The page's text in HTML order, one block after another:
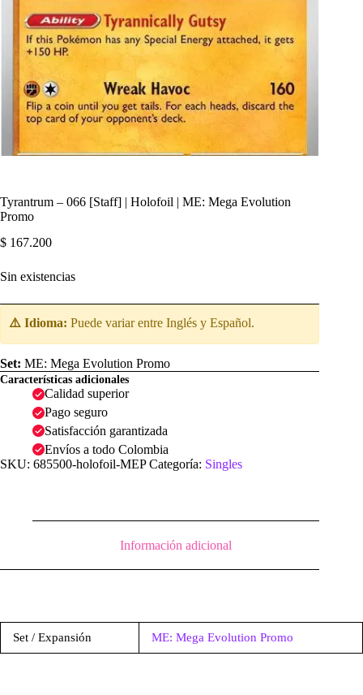
Tyrantrum – 066 [Staff] | Holofoil | ME: Mega Evolution
Promo
$ 167.200
Sin existencias
⚠️ Idioma: Puede variar entre Inglés y Español.
Set: ME: Mega Evolution Promo
Características adicionales
Calidad superior
Pago seguro
Satisfacción garantizada
Envíos a todo Colombia
SKU: 685500-holofoil-MEP Categoría: Singles
Información adicional
Set / Expansión ME: Mega Evolution Promo